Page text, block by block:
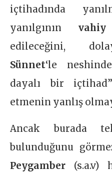
içtihadında
yanılgının vahiy
edileceğini,
Sünnet‘le
dayalı bir
etmenin yanlış
Ancak burada
bulunduğunu
Peygamber (s.a.v)